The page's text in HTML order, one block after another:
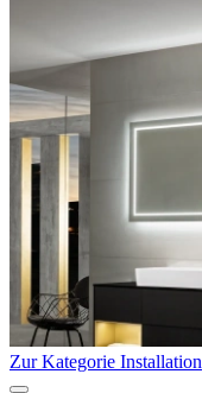
Zur Kategorie Installation